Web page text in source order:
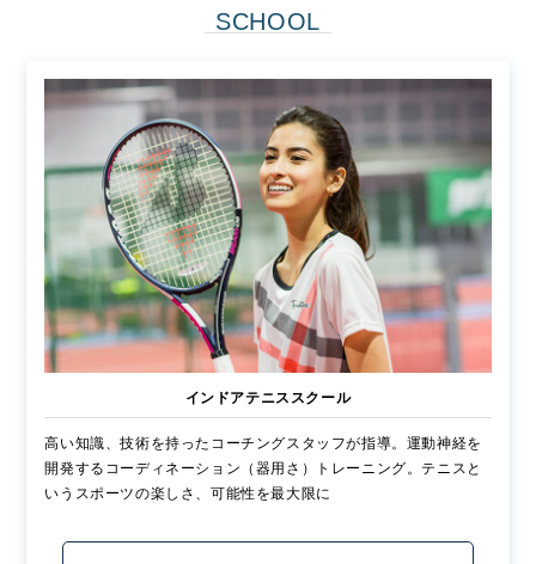
SCHOOL
インドアテニススクール
高い知識、技術を持ったコーチングスタッフが指導。運動神経を
開発するコーディネーション（器用さ）トレーニング。テニスと
いうスポーツの楽しさ、可能性を最大限に